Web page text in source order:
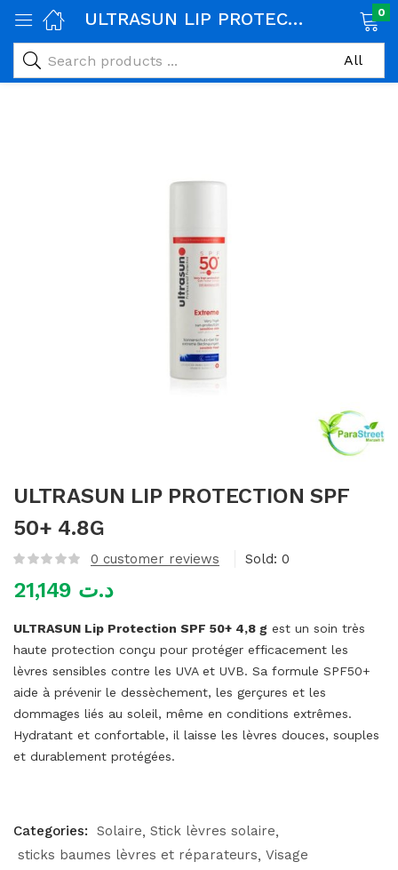
ULTRASUN LIP PROTECTION SPF 50+ 4.8G 0
ULTRASUN LIP PROTECTION SPF
50+ 4.8G
0 customer reviews Sold: 0
د.ت
ULTRASUN Lip Protection SPF 50+ 4,8 g est un soin très
haute protection conçu pour protéger efficacement les
lèvres sensibles contre les UVA et UVB. Sa formule SPF50+
aide à prévenir le dessèchement, les gerçures et les
dommages liés au soleil, même en conditions extrêmes.
Hydratant et confortable, il laisse les lèvres douces, souples
et durablement protégées.
Categories: Solaire Stick lèvres solaire
sticks baumes lèvres et réparateurs Visage